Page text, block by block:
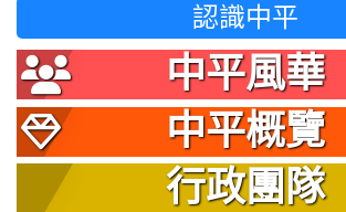
認識中平
中平風華
中平概覽
行政團隊